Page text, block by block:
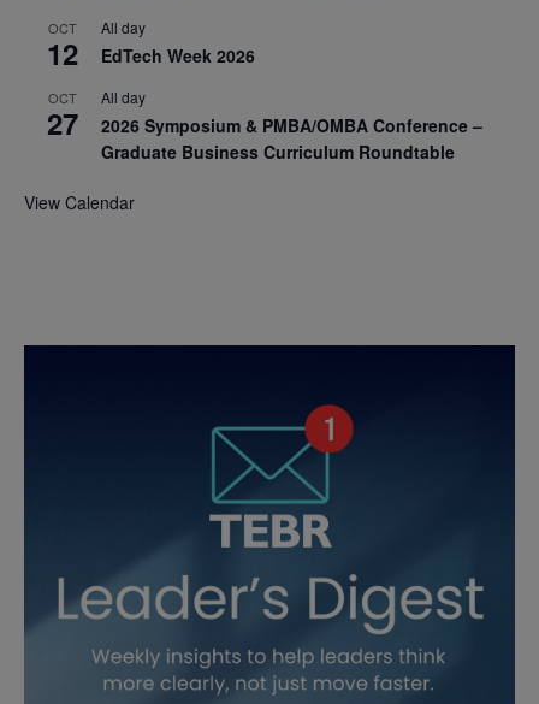
OCT
12
All day
EdTech Week 2026
OCT
27
All day
2026 Symposium & PMBA/OMBA Conference –
Graduate Business Curriculum Roundtable
View Calendar